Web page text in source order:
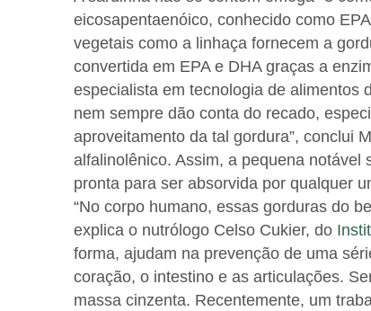
eicosapentaenóico, conhecido como
vegetais como a linhaça fornecem a
convertida em EPA e DHA graças a
especialista em tecnologia de alimentos
nem sempre dão conta do recado,
aproveitamento da tal gordura”, conclui
alfalinolênico. Assim, a pequena
pronta para ser absorvida por qualquer
“No corpo humano, essas gorduras do
explica o nutrólogo Celso Cukier, do
forma, ajudam na prevenção de uma
coração, o intestino e as articulações.
massa cinzenta. Recentemente, um